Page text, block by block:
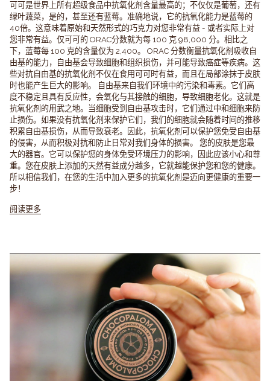
可可是世界上所有超级食品中抗氧化剂含量最高的；不仅仅是葡萄，还有
绿叶蔬菜，是的，甚至还有蓝莓。准确地说，它的抗氧化能力是蓝莓的
40倍。这意味着原始和天然形式的巧克力对您非常有益 - 或者实际上对
您非常有益。仅可可的 ORAC分数就为每 100 克 98,000 分。相比之
下，蓝莓每 100 克的含量仅为 2,400。 ORAC 分数衡量抗氧化剂吸收自
由基的能力，自由基会导致细胞和组织损伤，并可能导致癌症等疾病。这
些对抗自由基的抗氧化剂不仅在食用可可时有益，而且在局部涂抹于皮肤
时也能产生巨大的影响。 自由基来自我们环境中的污染和毒素。它们高
度不稳定且具有反应性，会氧化与其接触的细胞，导致细胞老化。这就是
抗氧化剂的用武之地。当细胞受到自由基攻击时，它们通过中和细胞来防
止损伤。如果没有抗氧化剂来保护它们，我们的细胞就会随着时间的推移
积累自由基损伤，从而导致衰老。因此，抗氧化剂可以保护您免受自由基
的侵害，从而积极对抗和防止日常对我们身体的损害。 您的皮肤是您最
大的器官。它可以保护您的身体免受环境压力的影响，因此应该小心和尊
重。您在皮肤上添加的天然有益成分越多，它就越能保护您和您的健康。
所以相信我们，在您的生活中加入更多的抗氧化剂是迈向更健康的重要一
步！
阅读更多